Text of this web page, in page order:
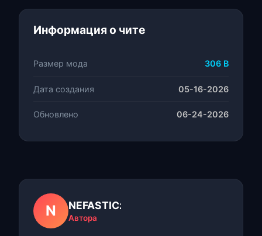
Информация о чите
Размер мода 306 B
Дата создания 05-16-2026
Обновлено 06-24-2026
N NEFASTICzzzXD
Автора